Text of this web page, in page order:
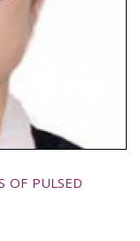
of pulsed